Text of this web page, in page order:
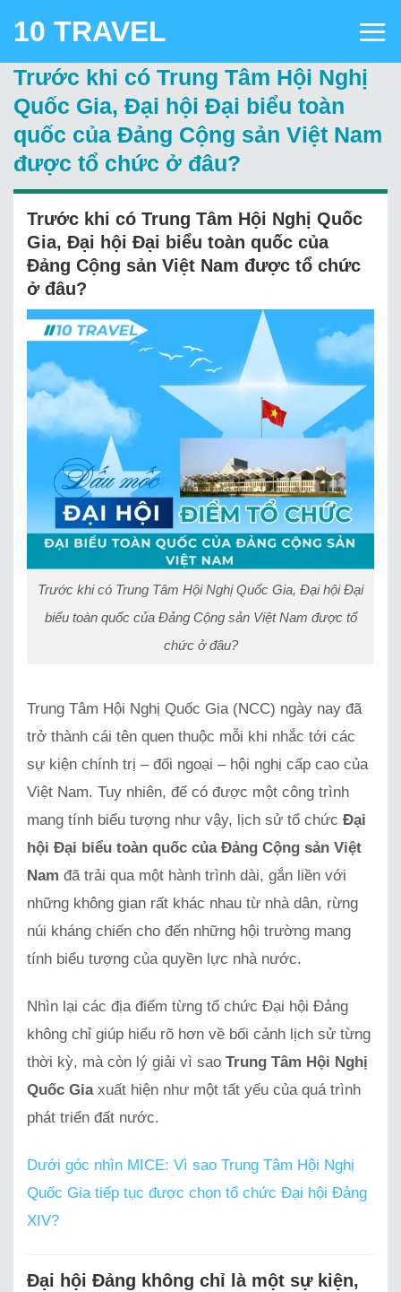
10 TRAVEL
Trước khi có Trung Tâm Hội Nghị
Quốc Gia, Đại hội Đại biểu toàn
quốc của Đảng Cộng sản Việt Nam
được tổ chức ở đâu?
Trước khi có Trung Tâm Hội Nghị Quốc
Gia, Đại hội Đại biểu toàn quốc của
Đảng Cộng sản Việt Nam được tổ chức
ở đâu?
Trước khi có Trung Tâm Hội Nghị Quốc Gia, Đại hội Đại
biểu toàn quốc của Đảng Cộng sản Việt Nam được tổ
chức ở đâu?
Trung Tâm Hội Nghị Quốc Gia (NCC) ngày nay đã
trở thành cái tên quen thuộc mỗi khi nhắc tới các
sự kiện chính trị – đối ngoại – hội nghị cấp cao của
Việt Nam. Tuy nhiên, để có được một công trình
mang tính biểu tượng như vậy, lịch sử tổ chức Đại
hội Đại biểu toàn quốc của Đảng Cộng sản Việt
Nam đã trải qua một hành trình dài, gắn liền với
những không gian rất khác nhau từ nhà dân, rừng
núi kháng chiến cho đến những hội trường mang
tính biểu tượng của quyền lực nhà nước.
Nhìn lại các địa điểm từng tổ chức Đại hội Đảng
không chỉ giúp hiểu rõ hơn về bối cảnh lịch sử từng
thời kỳ, mà còn lý giải vì sao Trung Tâm Hội Nghị
Quốc Giaxuất hiện như một tất yếu của quá trình
phát triển đất nước.
Dưới góc nhìn MICE: Vì sao Trung Tâm Hội Nghị
Quốc Gia tiếp tục được chọn tổ chức Đại hội Đảng
XIV?
Đại hội Đảng không chỉ là một sự kiện,